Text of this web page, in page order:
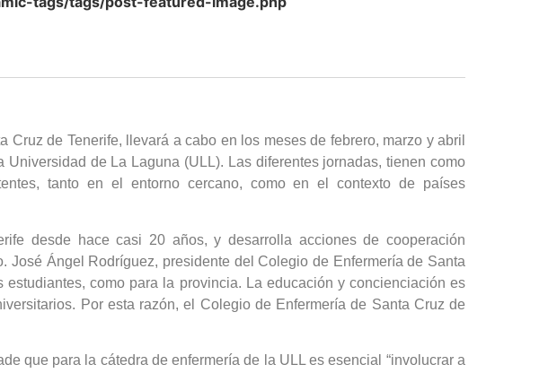
Cruz de Tenerife, llevará a cabo en los meses de febrero, marzo y abril
de La Laguna (ULL). Las diferentes jornadas, tienen como
tanto en el entorno cercano, como en el contexto de países
desde hace casi 20 años, y desarrolla acciones de cooperación
Ángel Rodríguez, presidente del Colegio de Enfermería de Santa
como para la provincia. La educación y concienciación es
Por esta razón, el Colegio de Enfermería de Santa Cruz de
que para la cátedra de enfermería de la ULL es esencial “involucrar a